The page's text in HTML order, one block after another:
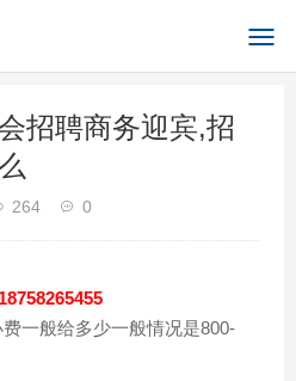
招聘商务迎宾,招
264 0
18758265455
一般给多少一般情况是800-